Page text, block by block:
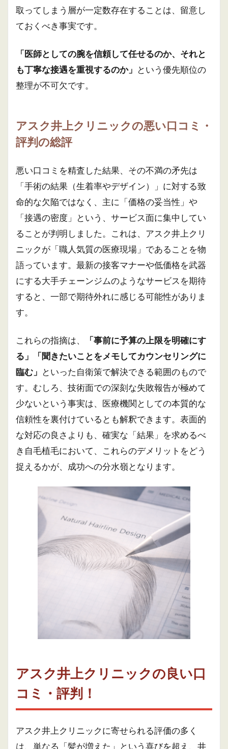
取ってしまう層が一定数存在することは、留意し
ておくべき事実です。
「医師としての腕を信頼して任せるのか、それと
も丁寧な接遇を重視するのか」 という優先順位の
整理が不可欠です。
アスク井上クリニックの悪い口コミ・
評判の総評
悪い口コミを精査した結果、その不満の矛先は
「手術の結果（生着率やデザイン）」に対する致
命的な欠陥ではなく、主に「価格の妥当性」や
「接遇の密度」という、サービス面に集中してい
ることが判明しました。これは、アスク井上クリ
ニックが「職人気質の医療現場」であることを物
語っています。最新の接客マナーや低価格を武器
にする大手チェーンジムのようなサービスを期待
すると、一部で期待外れに感じる可能性がありま
す。
これらの指摘は、
「事前に予算の上限を明確にす
る」「聞きたいことをメモしてカウンセリングに
臨む」 といった自衛策で解決できる範囲のもので
す。むしろ、技術面での深刻な失敗報告が極めて
少ないという事実は、医療機関としての本質的な
信頼性を裏付けているとも解釈できます。表面的
な対応の良さよりも、確実な「結果」を求めるべ
き自毛植毛において、これらのデメリットをどう
捉えるかが、成功への分水嶺となります。
アスク井上クリニックの良い口
コミ・評判！
アスク井上クリニックに寄せられる評価の多く
は、単なる「髪が増えた」という喜びを超え、井